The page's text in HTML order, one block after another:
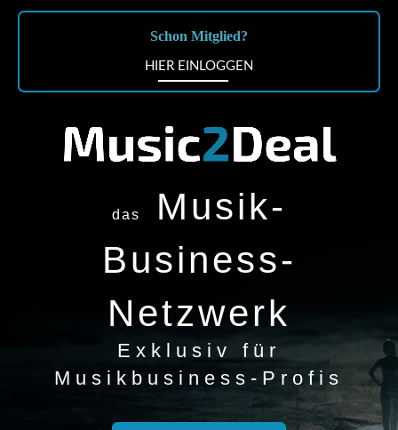
Schon Mitglied?
HIER EINLOGGEN
das
Musik-
Business-
Netzwerk
Exklusiv für
Musikbusiness-Profis